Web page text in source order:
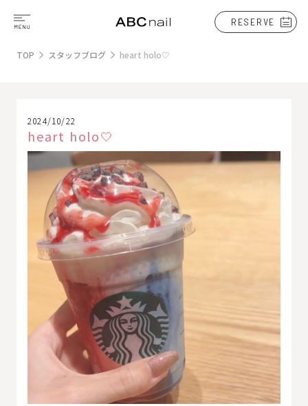
RESERVE
TOP スタッフブログ heart holo🤍
2024/10/22
heart holo🤍